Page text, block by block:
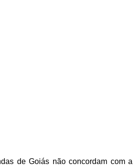
de Goiás não concordam com a